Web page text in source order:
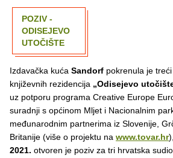
POZIV -
ODISEJEVO
UTOČIŠTE
Izdavačka kuća Sandorf pokrenula je
književnih rezidencija „Odisejevo
uz potporu programa Creative Europe
suradnji s općinom Mljet i Nacionalnim
međunarodnim partnerima iz Slovenije,
Britanije (više o projektu na www.tovar.hr
2021. otvoren je poziv za tri hrvatska